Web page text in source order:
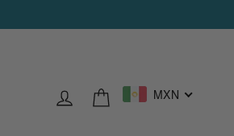
IngresarCarritoMXN